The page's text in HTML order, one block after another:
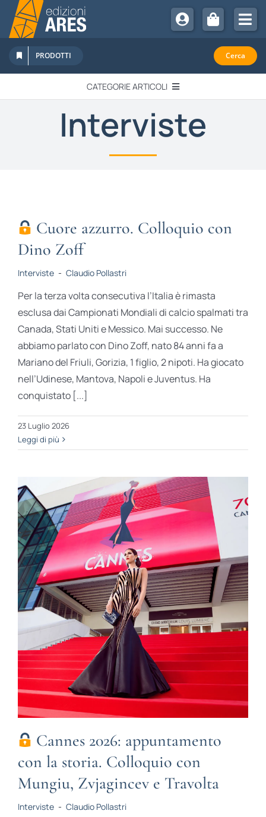
Salta
contenuto
Chi Siamo
Sostienici
Abbonamenti
PRODOTTI Cerca
CATEGORIE ARTICOLI
EDITORIALI
IN QUESTO NUMERO
RECENSIONI
STUDI
RUBRICHE
Interviste
Cuore azzurro. Colloquio con
Dino Zoff
Interviste - Claudio Pollastri
Per la terza volta consecutiva l’Italia è rimasta
esclusa dai Campionati Mondiali di calcio spalmati tra
Canada, Stati Uniti e Messico. Mai successo. Ne
abbiamo parlato con Dino Zoff, nato 84 anni fa a
Mariano del Friuli, Gorizia, 1 figlio, 2 nipoti. Ha giocato
nell’Udinese, Mantova, Napoli e Juventus. Ha
conquistato [...]
23 Luglio 2026
Leggi di più
Cannes 2026: appuntamento
con la storia. Colloquio con
Mungiu, Zvjagincev e Travolta
Interviste - Claudio Pollastri